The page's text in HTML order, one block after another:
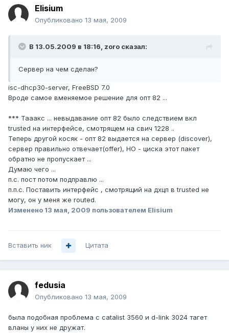
Elisium
Опубликовано 13 мая, 2009
В 13.05.2009 в 18:16, zoro сказал:
Сервер на чем сделан?
isc-dhcp30-server, FreeBSD 7.0
Вроде самое вменяемое решение для опт 82 ...
*** Тааакс ... невыдавание опт 82 было следствием вкл
trusted на интерфейсе, смотрящем на свич 1228 ..
Теперь другой косяк - опт 82 выдается на сервер (discover),
сервер правильно отвечает(offer), НО - циска этот пакет
обратно не пропускает ...
Думаю чего ...
п.с. пост потом подправлю ...
п.п.с. Поставить интерфейс , смотрящий на дхцп в trusted не
могу, он у меня же routed.
Изменено 13 мая, 2009 пользователем Elisium
Вставить ник Цитата
fedusia
Опубликовано 13 мая, 2009
была подобная проблема с catalist 3560 и d-link 3024 тагет
вланы у них не дружат.